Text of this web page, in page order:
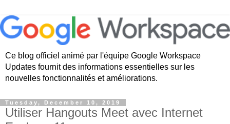
Ce blog officiel animé par l'équipe Google Workspace
Updates fournit des informations essentielles sur les
nouvelles fonctionnalités et améliorations.
Tuesday, December 10, 2019
Utiliser Hangouts Meet avec Internet